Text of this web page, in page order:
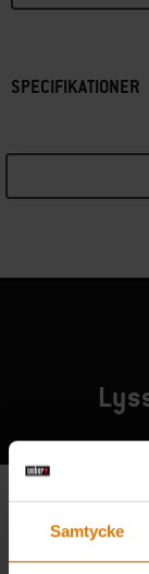
Samtycke
SPECIFIKATIONER